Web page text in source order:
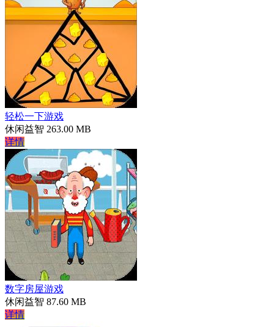
轻松一下游戏
休闲益智 263.00 MB
详情
数字房屋游戏
休闲益智 87.60 MB
详情